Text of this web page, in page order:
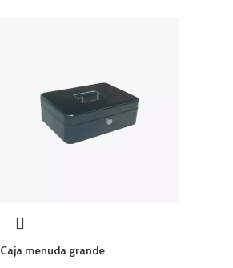
Caja menuda grande